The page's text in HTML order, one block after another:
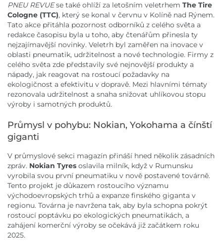
PNEU REVUEse také ohlíží za letošním veletrhem The Tire
Cologne (TTC), který se konal v červnu v Kolíně nad Rýnem.
Tato akce přitáhla pozornost odborníků z celého světa a
redakce časopisu byla u toho, aby čtenářům přinesla ty
nejzajímavější novinky. Veletrh byl zaměřen na inovace v
oblasti pneumatik, udržitelnost a nové technologie. Firmy z
celého světa zde představily své nejnovější produkty a
nápady, jak reagovat na rostoucí požadavky na
ekologičnost a efektivitu v dopravě. Mezi hlavními tématy
rezonovala udržitelnost a snaha snižovat uhlíkovou stopu
výroby i samotných produktů.
Průmysl v pohybu: Nokian, Yokohama a čínští
giganti
V průmyslové sekci magazín přináší hned několik zásadních
zpráv. Nokian Tyres oslavila milník, když v Rumunsku
vyrobila svou první pneumatiku v nově postavené továrně.
Tento projekt je důkazem rostoucího významu
východoevropských trhů a expanze finského giganta v
regionu. Továrna je navržena tak, aby byla schopna pokrýt
rostoucí poptávku po ekologických pneumatikách, a
zahájení komerční výroby se očekává již začátkem roku
2025.